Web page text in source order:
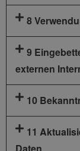
8
9
externen
10
11
Daten